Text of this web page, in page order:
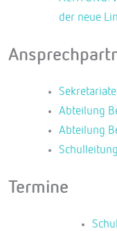
der neue
Sekretariate
Abteilung
Abteilung
Schulleitung
Termine